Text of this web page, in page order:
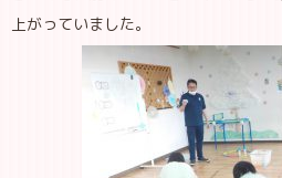
上がっていました。